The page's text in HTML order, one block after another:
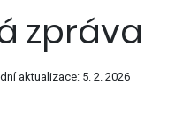
zpráva
aktualizace: 5. 2. 2026